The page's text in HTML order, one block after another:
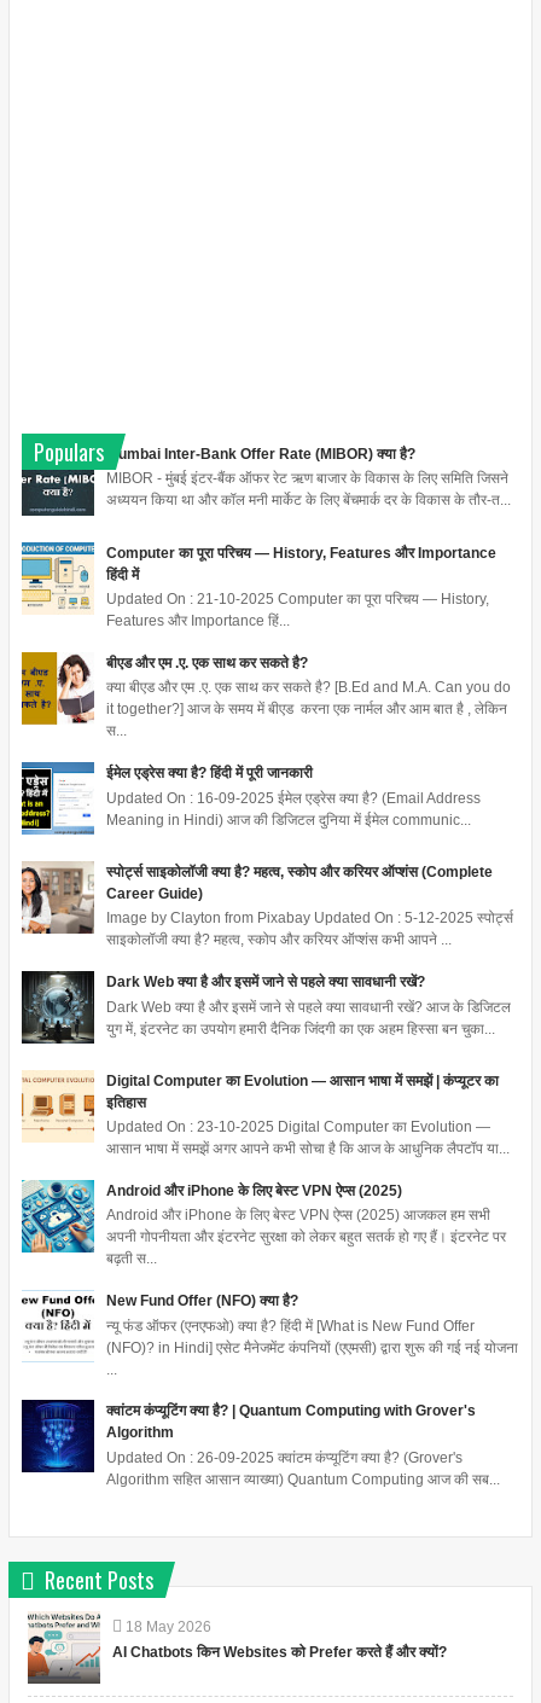
Populars
Mumbai Inter-Bank Offer Rate (MIBOR) क्या है?
MIBOR - मुंबई इंटर-बैंक ऑफर रेट ऋण बाजार के विकास के लिए समिति जिसने
अध्ययन किया था और कॉल मनी मार्केट के लिए बेंचमार्क दर के विकास के तौर-त...
Computer का पूरा परिचय — History, Features और Importance
हिंदी में
Updated On : 21-10-2025 Computer का पूरा परिचय — History,
Features और Importance हिं...
बीएड और एम .ए. एक साथ कर सकते है?
क्या बीएड और एम .ए. एक साथ कर सकते है? [B.Ed and M.A. Can you do
it together?] आज के समय में बीएड करना एक नार्मल और आम बात है , लेकिन
स...
ईमेल एड्रेस क्या है? हिंदी में पूरी जानकारी
Updated On : 16-09-2025 ईमेल एड्रेस क्या है? (Email Address
Meaning in Hindi) आज की डिजिटल दुनिया में ईमेल communic...
स्पोर्ट्स साइकोलॉजी क्या है? महत्व, स्कोप और करियर ऑप्शंस (Complete
Career Guide)
Image by Clayton from Pixabay Updated On : 5-12-2025 स्पोर्ट्स
साइकोलॉजी क्या है? महत्व, स्कोप और करियर ऑप्शंस कभी आपने ...
Dark Web क्या है और इसमें जाने से पहले क्या सावधानी रखें?
Dark Web क्या है और इसमें जाने से पहले क्या सावधानी रखें? आज के डिजिटल
युग में, इंटरनेट का उपयोग हमारी दैनिक जिंदगी का एक अहम हिस्सा बन चुका...
Digital Computer का Evolution — आसान भाषा में समझें | कंप्यूटर का
इतिहास
Updated On : 23-10-2025 Digital Computer का Evolution —
आसान भाषा में समझें अगर आपने कभी सोचा है कि आज के आधुनिक लैपटॉप या...
Android और iPhone के लिए बेस्ट VPN ऐप्स (2025)
Android और iPhone के लिए बेस्ट VPN ऐप्स (2025) आजकल हम सभी
अपनी गोपनीयता और इंटरनेट सुरक्षा को लेकर बहुत सतर्क हो गए हैं। इंटरनेट पर
बढ़ती स...
New Fund Offer (NFO) क्या है?
न्यू फंड ऑफर (एनएफओ) क्या है? हिंदी में [What is New Fund Offer
(NFO)? in Hindi] एसेट मैनेजमेंट कंपनियों (एएमसी) द्वारा शुरू की गई नई योजना
क्वांटम कंप्यूटिंग क्या है? | Quantum Computing with Grover's
Algorithm
Updated On : 26-09-2025 क्वांटम कंप्यूटिंग क्या है? (Grover's
Algorithm सहित आसान व्याख्या) Quantum Computing आज की सब...
Recent Posts
18 May 2026
AI Chatbots किन Websites को Prefer करते हैं और क्यों?